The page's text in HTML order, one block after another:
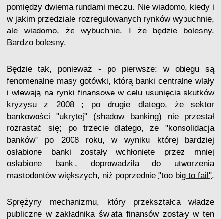
pomiędzy dwiema rundami meczu. Nie wiadomo, kiedy i
w jakim przedziale rozregulowanych rynków wybuchnie,
ale wiadomo, że wybuchnie. I że będzie bolesny.
Bardzo bolesny.
Będzie tak, ponieważ - po pierwsze: w obiegu są
fenomenalne masy gotówki, którą banki centralne wlały
i wlewają na rynki finansowe w celu usunięcia skutków
kryzysu z 2008 ; po drugie dlatego, że sektor
bankowości "ukrytej" (shadow banking) nie przestał
rozrastać się; po trzecie dlatego, że "konsolidacja
banków" po 2008 roku, w wyniku której bardziej
osłabione banki zostały wchłonięte przez mniej
osłabione banki, doprowadziła do utworzenia
mastodontów większych, niż poprzednie "too big to fail".
Sprężyny mechanizmu, który przekształca władze
publiczne w zakładnika świata finansów zostały w ten